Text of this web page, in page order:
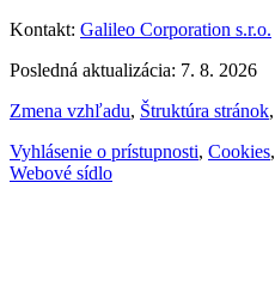
Kontakt: Galileo Corporation s.r.o.
Posledná aktualizácia: 7. 8. 2026
Zmena vzhľadu, Štruktúra stránok,
Vyhlásenie o prístupnosti, Cookies,
Webové sídlo